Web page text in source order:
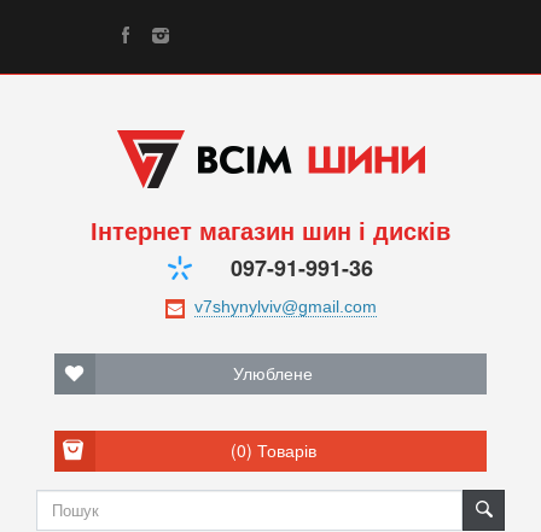
Інтернет магазин шин і дисків
097-91-991-36
Улюблене
(0) Товарів